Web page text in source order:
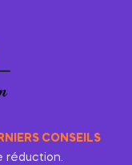
CONSEILS
réduction.